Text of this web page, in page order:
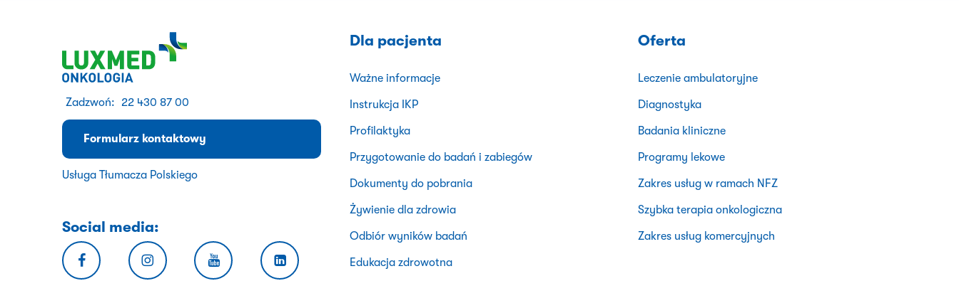
Zadzwoń: 22 430 87 00
Formularz kontaktowy
Usługa Tłumacza Polskiego
Social media:
Dla pacjenta
Ważne informacje
Instrukcja IKP
Profilaktyka
Przygotowanie do badań i zabiegów
Dokumenty do pobrania
Żywienie dla zdrowia
Odbiór wyników badań
Edukacja zdrowotna
Oferta
Leczenie ambulatoryjne
Diagnostyka
Badania kliniczne
Programy lekowe
Zakres usług w ramach NFZ
Szybka terapia onkologiczna
Zakres usług komercyjnych